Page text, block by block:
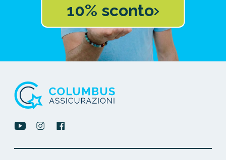
10% sconto